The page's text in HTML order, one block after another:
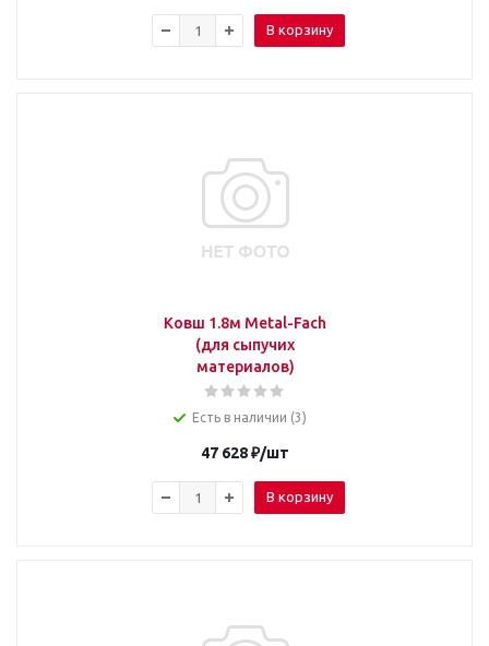
В корзину
Ковш 1.8м Metal-Fach
(для сыпучих
материалов)
Есть в наличии (3)
47 628₽/шт
В корзину